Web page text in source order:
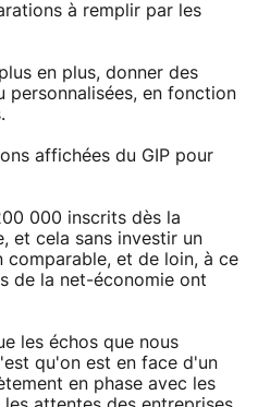
à remplir par les
en plus, donner des
personnalisées, en fonction
affichées du GIP pour
000 inscrits dès la
et cela sans investir un
comparable, et de loin, à ce
de la net-économie ont
les échos que nous
qu'on est en face d'un
en phase avec les